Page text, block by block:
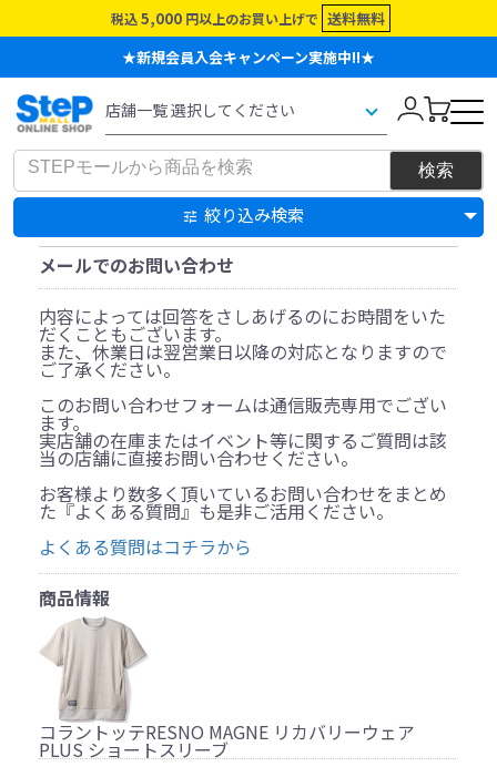
税込 5,000 円以上のお買い上げで 送料無料
★新規会員入会キャンペーン実施中!!★
絞り込み検索
メールでのお問い合わせ
内容によっては回答をさしあげるのにお時間をいた
だくこともございます。
また、休業日は翌営業日以降の対応となりますので
ご了承ください。
このお問い合わせフォームは通信販売専用でござい
ます。
実店舗の在庫またはイベント等に関するご質問は該
当の店舗に直接お問い合わせください。
お客様より数多く頂いているお問い合わせをまとめ
た『よくある質問』も是非ご活用ください。
よくある質問はコチラから
商品情報
コラントッテRESNO MAGNE リカバリーウェア
PLUS ショートスリーブ